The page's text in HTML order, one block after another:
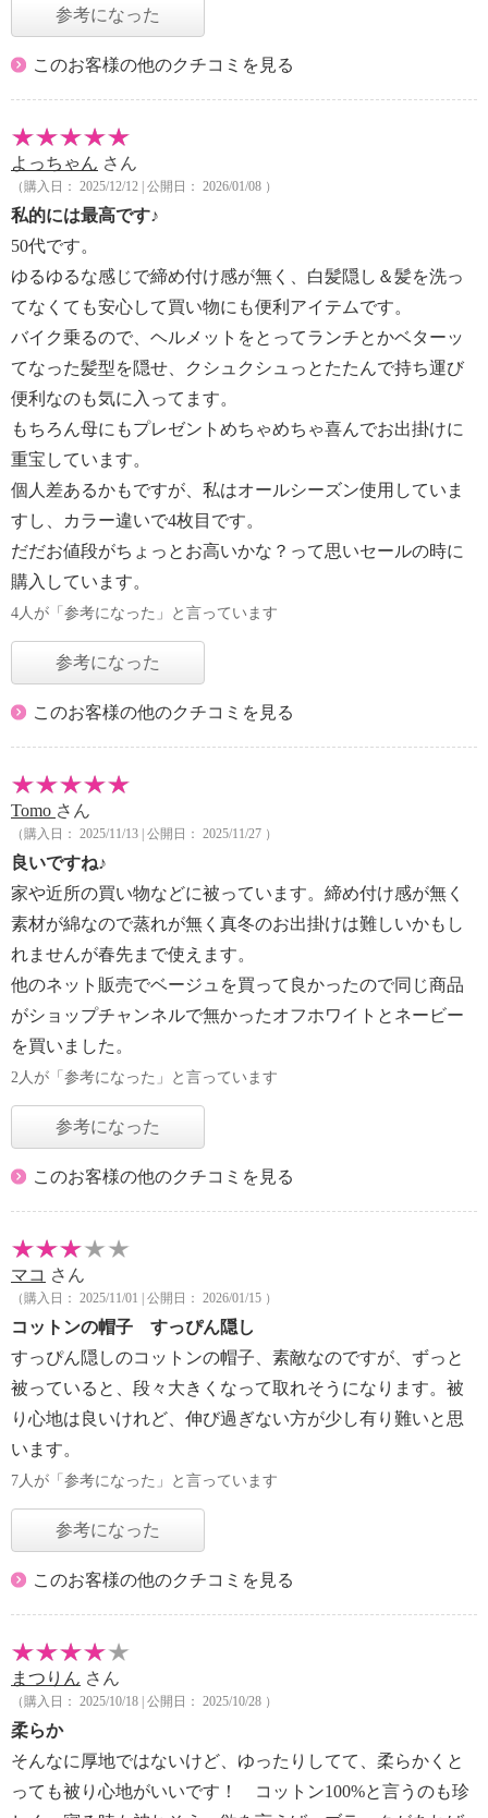
参考になった
このお客様の他のクチコミを見る
よっちゃん さん
（購入日： 2025/12/12 | 公開日： 2026/01/08 ）
私的には最高です♪
50代です。
ゆるゆるな感じで締め付け感が無く、白髪隠し＆髪を洗っ
てなくても安心して買い物にも便利アイテムです。
バイク乗るので、ヘルメットをとってランチとかベターッ
てなった髪型を隠せ、クシュクシュっとたたんで持ち運び
便利なのも気に入ってます。
もちろん母にもプレゼントめちゃめちゃ喜んでお出掛けに
重宝しています。
個人差あるかもですが、私はオールシーズン使用していま
すし、カラー違いで4枚目です。
だだお値段がちょっとお高いかな？って思いセールの時に
購入しています。
4人が「参考になった」と言っています
参考になった
このお客様の他のクチコミを見る
Tomo さん
（購入日： 2025/11/13 | 公開日： 2025/11/27 ）
良いですね♪
家や近所の買い物などに被っています。締め付け感が無く
素材が綿なので蒸れが無く真冬のお出掛けは難しいかもし
れませんが春先まで使えます。
他のネット販売でベージュを買って良かったので同じ商品
がショップチャンネルで無かったオフホワイトとネービー
を買いました。
2人が「参考になった」と言っています
参考になった
このお客様の他のクチコミを見る
マコ さん
（購入日： 2025/11/01 | 公開日： 2026/01/15 ）
コットンの帽子 すっぴん隠し
すっぴん隠しのコットンの帽子、素敵なのですが、ずっと
被っていると、段々大きくなって取れそうになります。被
り心地は良いけれど、伸び過ぎない方が少し有り難いと思
います。
7人が「参考になった」と言っています
参考になった
このお客様の他のクチコミを見る
まつりん さん
（購入日： 2025/10/18 | 公開日： 2025/10/28 ）
柔らか
そんなに厚地ではないけど、ゆったりしてて、柔らかくと
っても被り心地がいいです！ コットン100%と言うのも珍